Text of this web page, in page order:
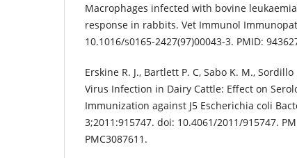
Macrophages infected with bovine
response in rabbits. Vet Immunol
10.1016/s0165-2427(97)00043-3. PMID:
Erskine R. J., Bartlett P. C, Sabo K. M.,
Virus Infection in Dairy Cattle: Effect on
Immunization against J5 Escherichia coli
3;2011:915747. doi: 10.4061/2011/915747.
PMC3087611.